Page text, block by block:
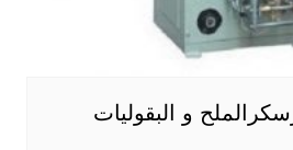
و البقوليات